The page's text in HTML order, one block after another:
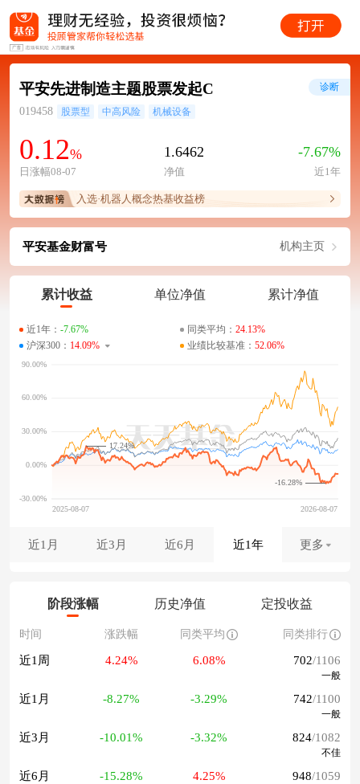
平安先进制造主题股票发起C
019458 股票型 中高风险 机械设备
0.12%
日涨幅08-07
1.6462
净值
-7.67%
近1年
入选·机器人概念热基收益榜
诊断
平安基金财富号 机构主页
累计收益 单位净值 累计净值
近1年： -7.67% 同类平均： 24.13%
沪深300： 14.09% 业绩比较基准： 52.06%
-16.28%
17.24%
近1月 近3月 近6月 近1年 更多
阶段涨幅 历史净值 定投收益
时间 涨跌幅 同类平均 同类排行
近1周 4.24% 6.08% 702/1106
一般
近1月 -8.27% -3.29% 742/1100
一般
近3月 -10.01% -3.32% 824/1082
不佳
近6月 -15.28% 4.25% 948/1059